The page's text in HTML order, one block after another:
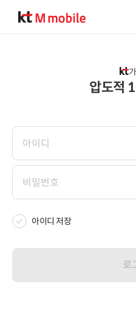
압도적
아이디 저장
로